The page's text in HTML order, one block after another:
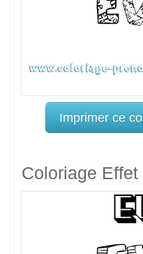
Imprimer ce
Coloriage Effet